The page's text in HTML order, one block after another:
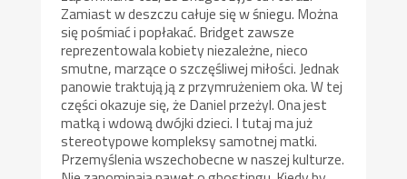
Zamiast w deszczu całuje się w śniegu. Można
się pośmiać i popłakać. Bridget zawsze
reprezentowala kobiety niezależne, nieco
smutne, marzące o szczęśliwej miłości. Jednak
panowie traktują ją z przymrużeniem oka. W tej
części okazuje się, że Daniel przeżyl. Ona jest
matką i wdową dwójki dzieci. I tutaj ma już
stereotypowe kompleksy samotnej matki.
Przemyślenia wszechobecne w naszej kulturze.